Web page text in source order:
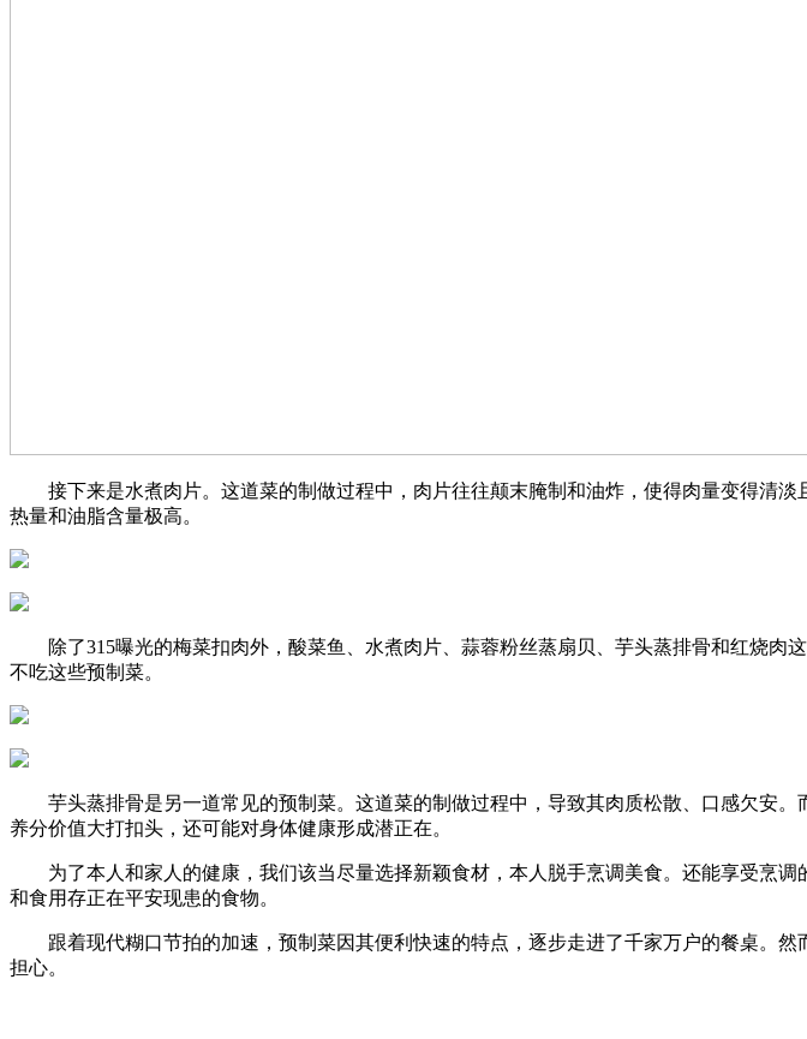
接下来是水煮肉片。这道菜的制做过程中，肉片往往颠末腌制和油炸，使得肉量变得清淡
热量和油脂含量极高。
除了315曝光的梅菜扣肉外，酸菜鱼、水煮肉片、蒜蓉粉丝蒸扇贝、芋头蒸排骨和红烧肉
不吃这些预制菜。
芋头蒸排骨是另一道常见的预制菜。这道菜的制做过程中，导致其肉质松散、口感欠安。
养分价值大打扣头，还可能对身体健康形成潜正在。
为了本人和家人的健康，我们该当尽量选择新颖食材，本人脱手烹调美食。还能享受烹调
和食用存正在平安现患的食物。
跟着现代糊口节拍的加速，预制菜因其便利快速的特点，逐步走进了千家万户的餐桌。然
担心。